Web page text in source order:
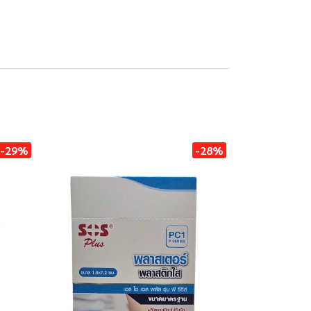
-29% -28%